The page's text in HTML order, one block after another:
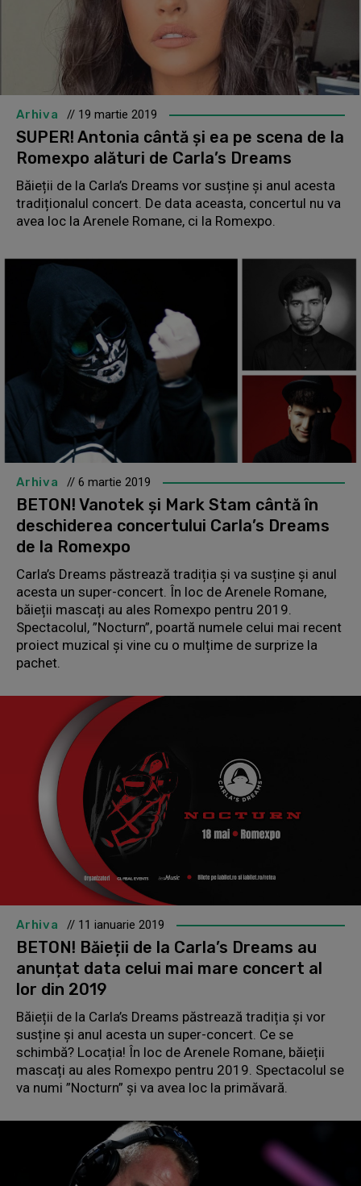
Arhiva // 19 martie 2019
SUPER! Antonia cântă și ea pe scena de la
Romexpo alături de Carla’s Dreams
Băieții de la Carla’s Dreams vor susține și anul acesta
tradiționalul concert. De data aceasta, concertul nu va
avea loc la Arenele Romane, ci la Romexpo.
Arhiva // 6 martie 2019
BETON! Vanotek și Mark Stam cântă în
deschiderea concertului Carla’s Dreams
de la Romexpo
Carla’s Dreams păstrează tradiția și va susține și anul
acesta un super-concert. În loc de Arenele Romane,
băieții mascați au ales Romexpo pentru 2019.
Spectacolul, ”Nocturn”, poartă numele celui mai recent
proiect muzical și vine cu o mulțime de surprize la
pachet.
Arhiva // 11 ianuarie 2019
BETON! Băieții de la Carla’s Dreams au
anunțat data celui mai mare concert al
lor din 2019
Băieții de la Carla’s Dreams păstrează tradiția și vor
susține și anul acesta un super-concert. Ce se
schimbă? Locația! În loc de Arenele Romane, băieții
mascați au ales Romexpo pentru 2019. Spectacolul se
va numi ”Nocturn” și va avea loc la primăvară.